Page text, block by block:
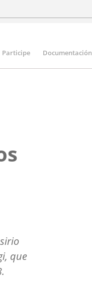
Participe Documentación
, que